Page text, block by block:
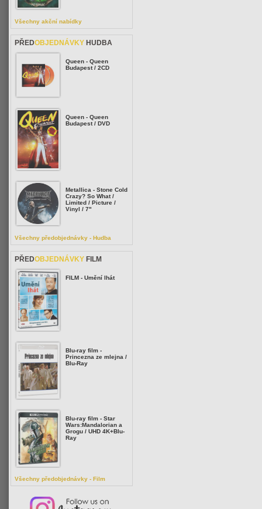
Všechny akční nabídky
PŘEDOBJEDNÁVKY HUDBA
Queen - Queen
Budapest / 2CD
Queen - Queen
Budapest / DVD
Metallica - Stone Cold
Crazy? So What /
Limited / Picture /
Vinyl / 7"
Všechny předobjednávky - Hudba
PŘEDOBJEDNÁVKY FILM
FILM - Umění lhát
Blu-ray film -
Princezna ze mlejna /
Blu-Ray
Blu-ray film - Star
Wars:Mandalorian a
Grogu / UHD 4K+Blu-
Ray
Všechny předobjednávky - Film